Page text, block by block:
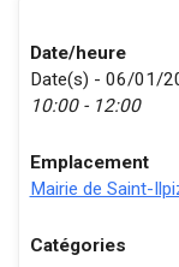
Date/heure
Date(s) - 06/01/
10:00 - 12:00
Emplacement
Mairie de Saint-
Catégories